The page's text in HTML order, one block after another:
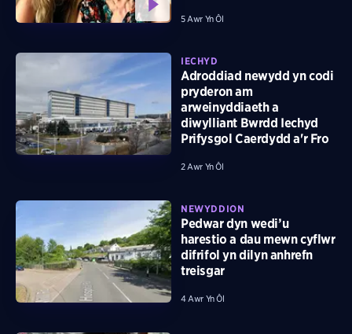
5 Awr Yn Ôl
IECHYD
Adroddiad newydd yn codi
pryderon am
arweinyddiaeth a
diwylliant Bwrdd Iechyd
Prifysgol Caerdydd a'r Fro
2 Awr Yn Ôl
NEWYDDION
Pedwar dyn wedi’u
harestio a dau mewn cyflwr
difrifol yn dilyn anhrefn
treisgar
4 Awr Yn Ôl